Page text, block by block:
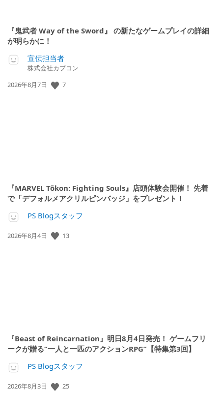
『鬼武者 Way of the Sword』 の新たなゲームプレイの詳細
が明らかに！
宣伝担当者
株式会社カプコン
公
2026年8月7日 7
『MARVEL Tōkon: Fighting Souls』店頭体験会開催！ 先着
で「デフォルメアクリルピンバッジ」をプレゼント！
PS Blogスタッフ
公
2026年8月4日 13
『Beast of Reincarnation』明日8月4日発売！ ゲームフリ
ークが贈る“一人と一匹のアクションRPG”【特集第3回】
PS Blogスタッフ
公
2026年8月3日 25